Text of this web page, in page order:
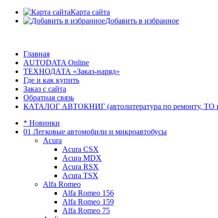
Карта сайта
Добавить в избранное
Главная
AUTODATA Online
ТЕХНОДАТА «Заказ-наряд»
Где и как купить
Заказ с сайта
Обратная связь
КАТАЛОГ АВТОКНИГ (автолитература по ремонту, ТО и
* Новинки
01 Легковые автомобили и микроавтобусы
Acura
Acura CSX
Acura MDX
Acura RSX
Acura TSX
Alfa Romeo
Alfa Romeo 156
Alfa Romeo 159
Alfa Romeo 75